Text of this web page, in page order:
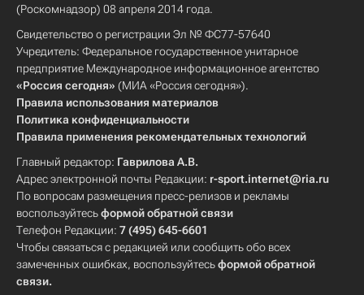
(Роскомнадзор) 08 апреля 2014 года.
Свидетельство о регистрации Эл № ФС77-57640
Учредитель: Федеральное государственное унитарное
предприятие Международное информационное агентство
«Россия сегодня» (МИА «Россия сегодня»).
Правила использования материалов
Политика конфиденциальности
Правила применения рекомендательных технологий
Главный редактор: Гаврилова А.В.
Адрес электронной почты Редакции: r-sport.internet@ria.ru
По вопросам размещения пресс-релизов и рекламы
воспользуйтесьформой обратной связи
Телефон Редакции: 7 (495) 645-6601
Чтобы связаться с редакцией или сообщить обо всех
замеченных ошибках, воспользуйтесьформой обратной
связи.